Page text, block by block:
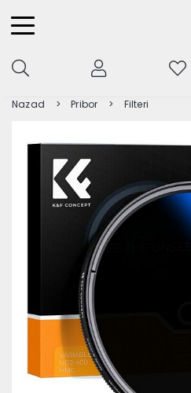
Nazad Pribor Filteri